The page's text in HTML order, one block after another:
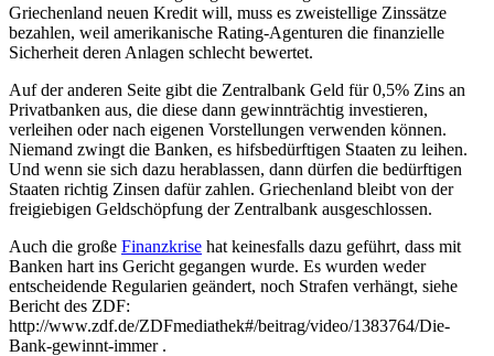
Griechenland neuen Kredit will, muss es zweistellige Zinssätze
bezahlen, weil amerikanische Rating-Agenturen die finanzielle
Sicherheit deren Anlagen schlecht bewertet.
Auf der anderen Seite gibt die Zentralbank Geld für 0,5% Zins an
Privatbanken aus, die diese dann gewinnträchtig investieren,
verleihen oder nach eigenen Vorstellungen verwenden können.
Niemand zwingt die Banken, es hifsbedürftigen Staaten zu leihen.
Und wenn sie sich dazu herablassen, dann dürfen die bedürftigen
Staaten richtig Zinsen dafür zahlen. Griechenland bleibt von der
freigiebigen Geldschöpfung der Zentralbank ausgeschlossen.
Auch die große Finanzkrise hat keinesfalls dazu geführt, dass mit
Banken hart ins Gericht gegangen wurde. Es wurden weder
entscheidende Regularien geändert, noch Strafen verhängt, siehe
Bericht des ZDF:
http://www.zdf.de/ZDFmediathek#/beitrag/video/1383764/Die-
Bank-gewinnt-immer .